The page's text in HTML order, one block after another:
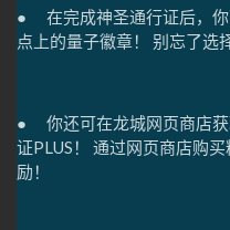
● 在完成神圣通行证后，你
点上的量子徽章！ 别忘了选
● 你还可在龙城网页商店获
证PLUS！ 通过网页商店购
励！